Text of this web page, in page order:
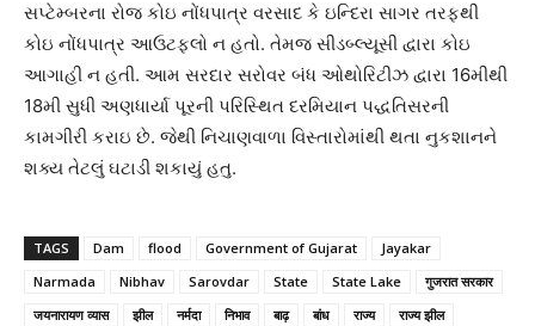
સપ્ટેમ્બરના રોજ કોઇ નોંધપાત્ર વરસાદ કે ઇન્દિરા સાગર તરફથી
કોઇ નોંધપાત્ર આઉટફ્લો ન હતો. તેમજ સીડબ્લ્યૂસી દ્વારા કોઇ
આગાહી ન હતી. આમ સરદાર સરોવર બંધ ઓથોરિટીઝ દ્વારા 16મીથી
18મી સુધી અણધાર્યા પૂરની પરિસ્થિત દરમિયાન પદ્ધતિસરની
કામગીરી કરાઇ છે. જેથી નિચાણવાળા વિસ્તારોમાંથી થતા નુકશાનને
શક્ય તેટલું ઘટાડી શકાયું હતુ.
TAGS Dam flood Government of Gujarat
Jayakar
Narmada
Nibhav Sarovdar State State Lake
गुजरात सरकार
जयनारायण व्यास
झील नर्मदा निभाव बाढ़ बांध राज्य
राज्य झील